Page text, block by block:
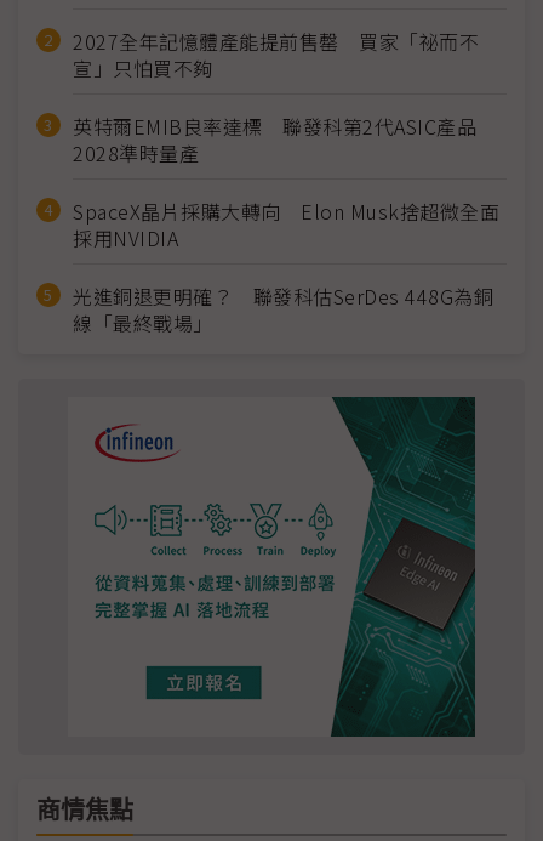
2027全年記憶體產能提前售罄 買家「祕而不
宣」只怕買不夠
英特爾EMIB良率達標 聯發科第2代ASIC產品
2028準時量產
SpaceX晶片採購大轉向 Elon Musk捨超微全面
採用NVIDIA
光進銅退更明確？ 聯發科估SerDes 448G為銅
線「最終戰場」
商情焦點